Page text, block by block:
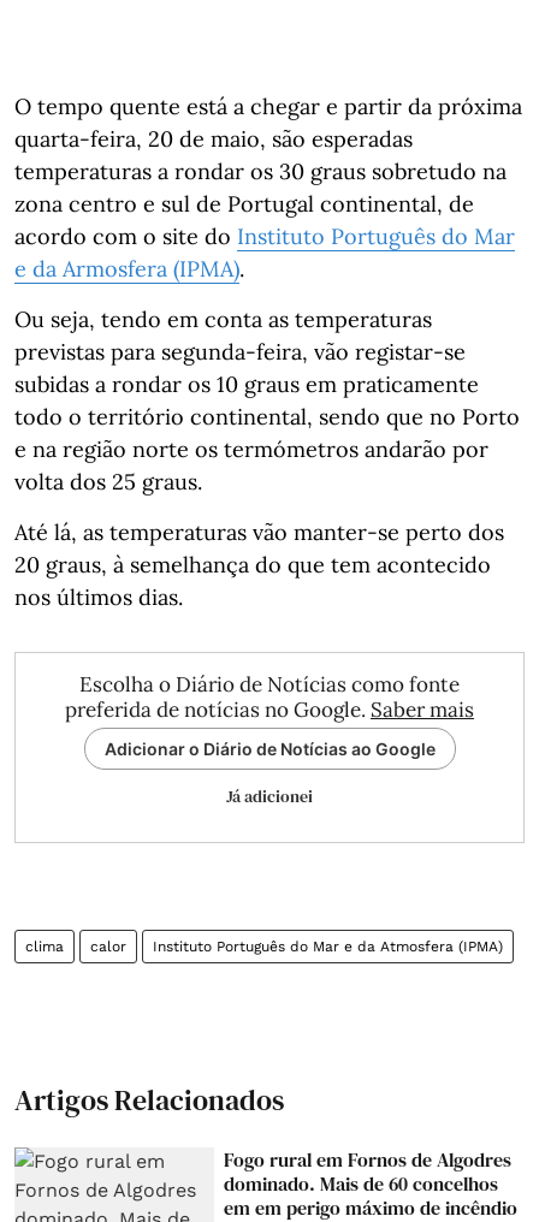
O tempo quente está a chegar e partir da próxima
quarta-feira, 20 de maio, são esperadas
temperaturas a rondar os 30 graus sobretudo na
zona centro e sul de Portugal continental, de
acordo com o site do Instituto Português do Mar
e da Armosfera (IPMA).
Ou seja, tendo em conta as temperaturas
previstas para segunda-feira, vão registar-se
subidas a rondar os 10 graus em praticamente
todo o território continental, sendo que no Porto
e na região norte os termómetros andarão por
volta dos 25 graus.
Até lá, as temperaturas vão manter-se perto dos
20 graus, à semelhança do que tem acontecido
nos últimos dias.
Escolha o Diário de Notícias como fonte
preferida de notícias no Google. Saber mais
Adicionar o Diário de Notícias ao Google
Já adicionei
clima calor Instituto Português do Mar e da Atmosfera (IPMA)
Artigos Relacionados
Fogo rural em Fornos de Algodres
dominado. Mais de 60 concelhos
em em perigo máximo de incêndio